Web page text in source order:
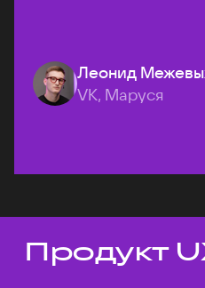
Леонид
VK, Маруся
Темы докладов
Продукт